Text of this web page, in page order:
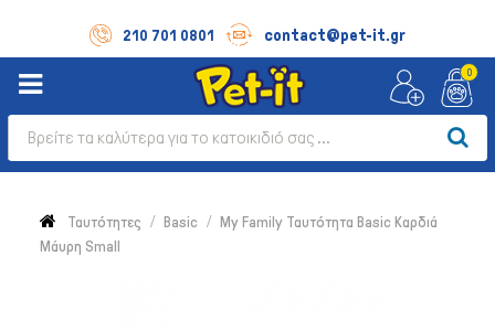
210 701 0801 contact@pet-it.gr
0
Ταυτότητες Basic
My Family Ταυτότητα Basic Καρδιά
Μάυρη Small